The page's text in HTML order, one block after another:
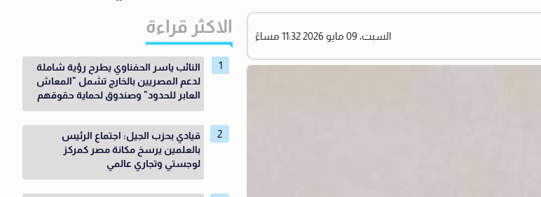
السبت، 09 مايو 2026 11:32 مساءً الاكثر قراءة
النائب ياسر الحفناوي يطرح رؤية شاملة
لدعم المصريين بالخارج تشمل "المعاش
العابر للحدود" وصندوق لحماية حقوقهم
قيادي بحزب الجيل: اجتماع الرئيس
بالعلمين يرسخ مكانة مصر كمركز
لوجستي وتجاري عالمي